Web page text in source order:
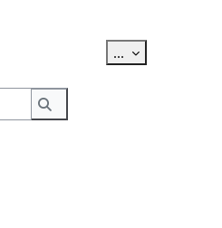
... Exporter des
Rechercher
Rechercher